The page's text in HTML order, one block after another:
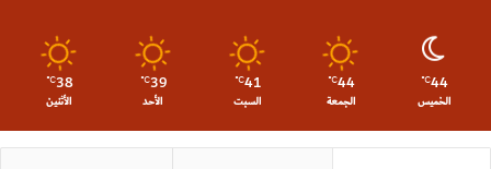
44
℃
الخميس
44
℃
الجمعة
41
℃
السبت
39
℃
الأحد
38
℃
الأثنين